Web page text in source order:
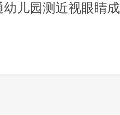
儿园测近视眼睛成